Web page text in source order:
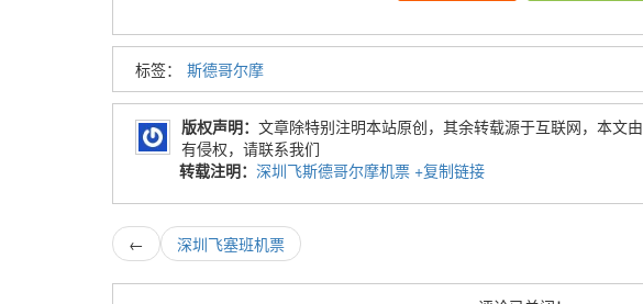
标签： 斯德哥尔摩
版权声明： 文章除特别注明本站原创，其余转载源于互联网，本文由
有侵权，请联系我们
转载注明： 深圳飞斯德哥尔摩机票 +复制链接
← 深圳飞塞班机票